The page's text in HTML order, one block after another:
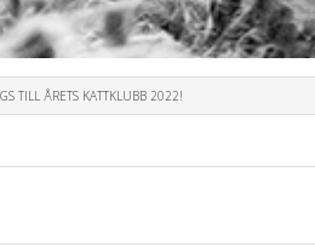
TILL ÅRETS KATTKLUBB 2022!